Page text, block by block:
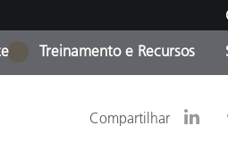
Treinamento e Recursos
1
Compartilhar